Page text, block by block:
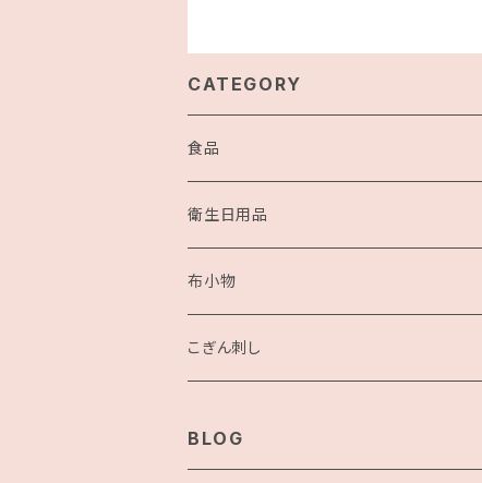
CATEGORY
食品
衛生日用品
布小物
こぎん刺し
こぎん刺し
BLOG